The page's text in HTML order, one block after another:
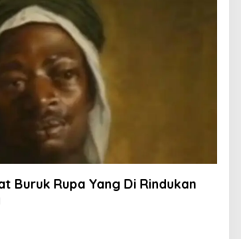
Buruk Rupa Yang Di Rindukan